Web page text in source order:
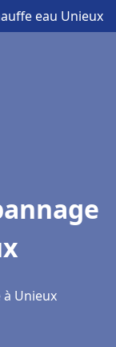
eau Unieux
Unieux